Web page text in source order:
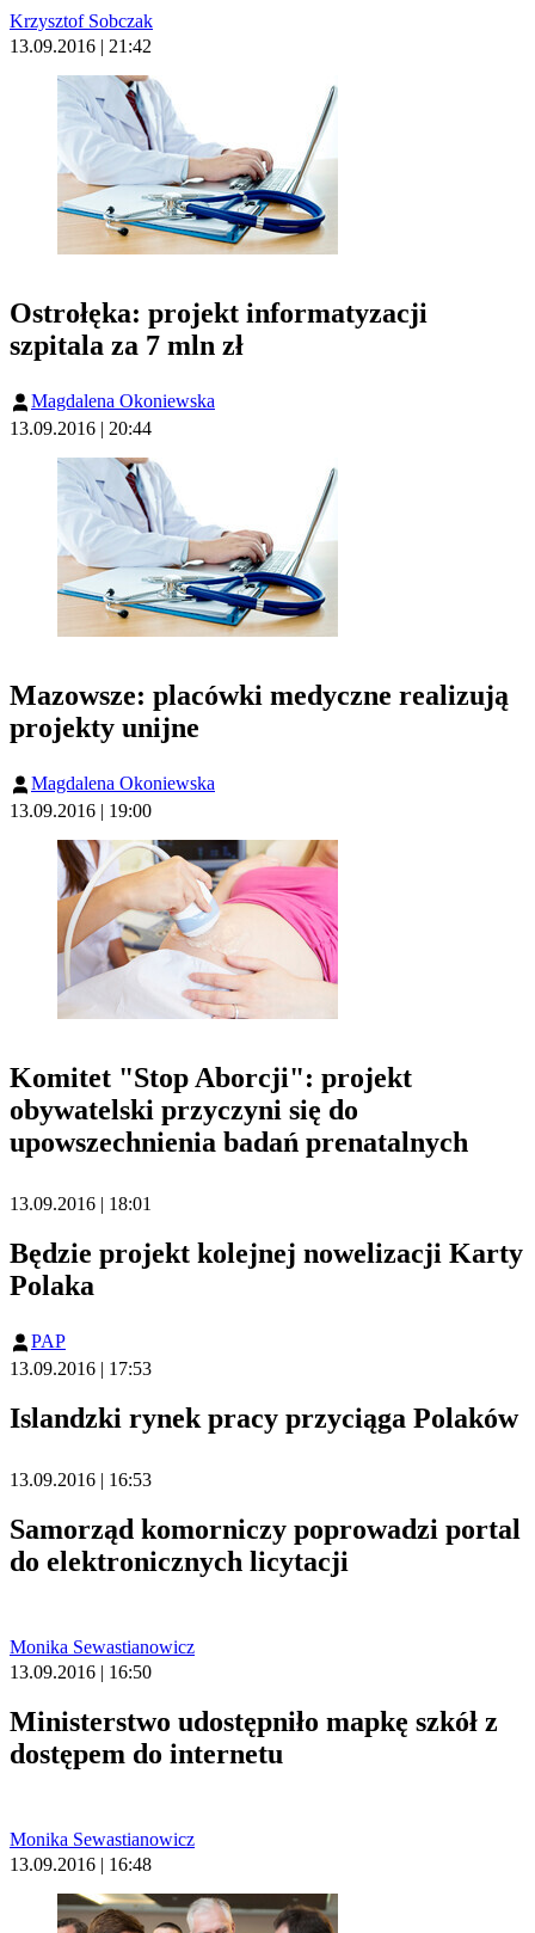
Krzysztof Sobczak
13.09.2016 | 21:42
Ostrołęka: projekt informatyzacji
szpitala za 7 mln zł
Magdalena Okoniewska
13.09.2016 | 20:44
Mazowsze: placówki medyczne realizują
projekty unijne
Magdalena Okoniewska
13.09.2016 | 19:00
Komitet "Stop Aborcji": projekt
obywatelski przyczyni się do
upowszechnienia badań prenatalnych
13.09.2016 | 18:01
Będzie projekt kolejnej nowelizacji Karty
Polaka
PAP
13.09.2016 | 17:53
Islandzki rynek pracy przyciąga Polaków
13.09.2016 | 16:53
Samorząd komorniczy poprowadzi portal
do elektronicznych licytacji
Monika Sewastianowicz
13.09.2016 | 16:50
Ministerstwo udostępniło mapkę szkół z
dostępem do internetu
Monika Sewastianowicz
13.09.2016 | 16:48